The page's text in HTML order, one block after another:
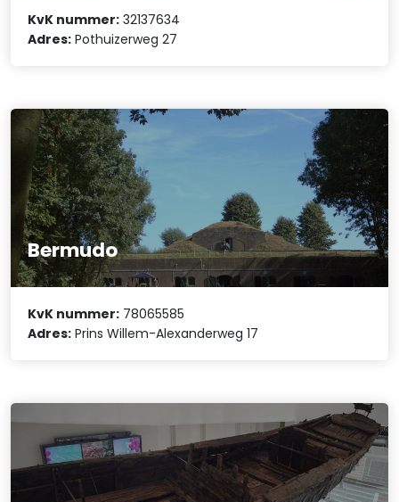
KvK nummer: 32137634
Adres: Pothuizerweg 27
Bermudo
KvK nummer: 78065585
Adres: Prins Willem-Alexanderweg 17